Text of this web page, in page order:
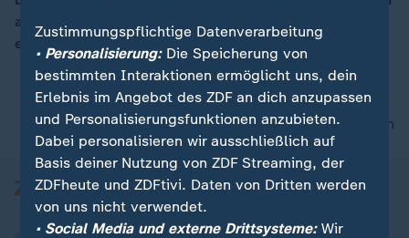
allem chinesische Billigimporte begrenzt und
europäische Händler gestärkt werden.
nach oben
Zustimmungspflichtige Datenverarbeitung
• Personalisierung:Die Speicherung von
bestimmten Interaktionen ermöglicht uns, dein
Erlebnis im Angebot des ZDF an dich anzupassen
und Personalisierungsfunktionen anzubieten.
Dabei personalisieren wir ausschließlich auf
Basis deiner Nutzung von ZDF Streaming, der
ZDFheute und ZDFtivi. Daten von Dritten werden
von uns nicht verwendet.
• Social Media und externe Drittsysteme:Wir